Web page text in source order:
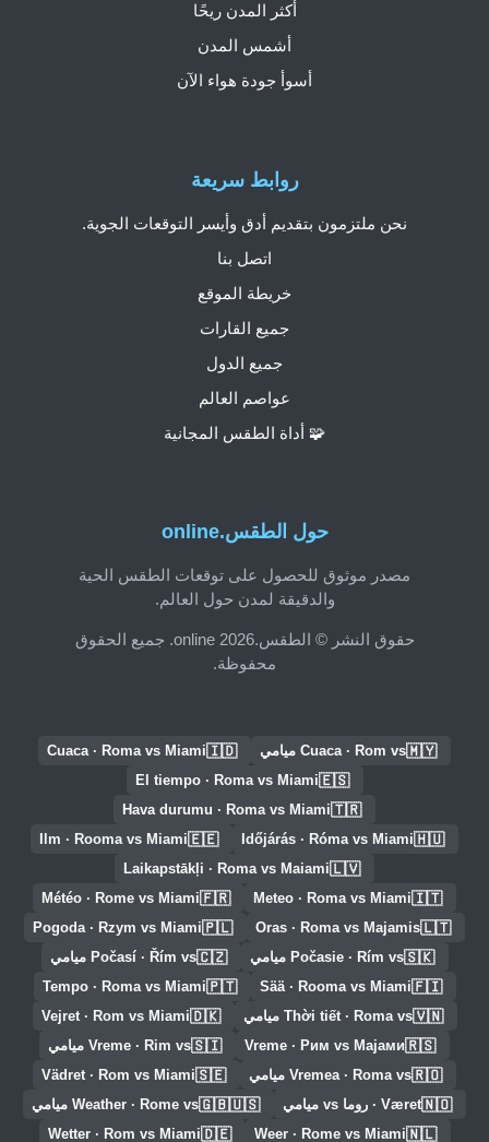
حول الطقس.online
مصدر موثوق للحصول على توقعات الطقس الحية
والدقيقة لمدن حول العالم.
حقوق النشر © الطقس.online 2026. جميع الحقوق
محفوظة.
روابط سريعة
نحن ملتزمون بتقديم أدق وأيسر التوقعات الجوية.
اتصل بنا
خريطة الموقع
جميع القارات
جميع الدول
عواصم العالم
🧩 أداة الطقس المجانية
أكثر المدن ريحًا
أشمس المدن
أسوأ جودة هواء الآن
🇲🇾Cuaca · Rom vs ميامي 🇮🇩
Cuaca · Roma vs Miami
🇪🇸
El tiempo · Roma vs Miami
🇹🇷
Hava durumu · Roma vs Miami
🇭🇺
Időjárás · Róma vs Miami
🇪🇪
Ilm · Rooma vs Miami
🇱🇻
Laikapstākļi · Roma vs Maiami
🇮🇹
Meteo · Roma vs Miami
🇫🇷
Météo · Rome vs Miami
🇱🇹
Oras · Roma vs Majamis
🇵🇱
Pogoda · Rzym vs Miami
🇸🇰Počasie · Rím vs ميامي 🇨🇿Počasí · Řím vs ميامي
🇫🇮
Sää · Rooma vs Miami
🇵🇹
Tempo · Roma vs Miami
🇻🇳Thời tiết · Roma vs ميامي 🇩🇰
Vejret · Rom vs Miami
🇷🇸
Vreme · Рим vs Мајами
🇸🇮Vreme · Rim vs ميامي
🇷🇴Vremea · Roma vs ميامي 🇸🇪
Vädret · Rom vs Miami
🇳🇴Været · روما vs ميامي 🇬🇧🇺🇸Weather · Rome vs ميامي
🇳🇱
Weer · Rome vs Miami
🇩🇪
Wetter · Rom vs Miami